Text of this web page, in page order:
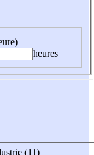
heures
(11)